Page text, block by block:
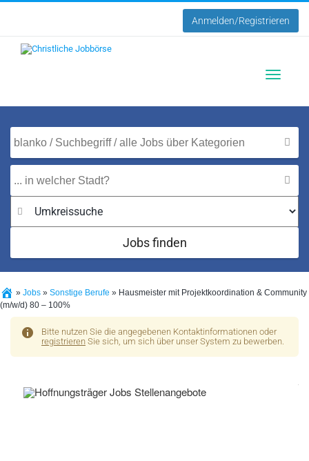
Anmelden/Registrieren
Jobs finden
» Jobs » Sonstige Berufe » Hausmeister mit Projektkoordination & Community
(m/w/d) 80 – 100%
Bitte nutzen Sie die angegebenen Kontaktinformationen oder
registrieren Sie sich, um sich über unser System zu bewerben.